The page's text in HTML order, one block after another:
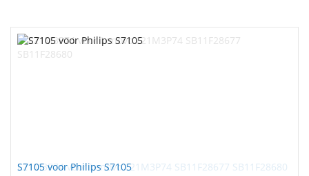
S7105 voor Philips S7105